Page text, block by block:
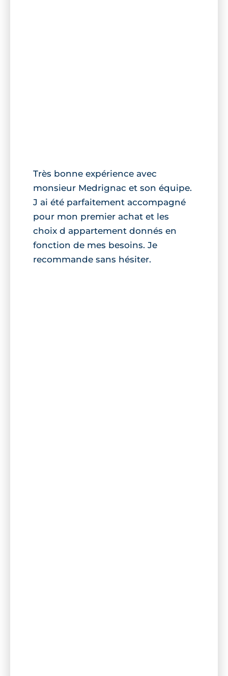
Très bonne expérience avec
monsieur Medrignac et son équipe.
J ai été parfaitement accompagné
pour mon premier achat et les
choix d appartement donnés en
fonction de mes besoins. Je
recommande sans hésiter.